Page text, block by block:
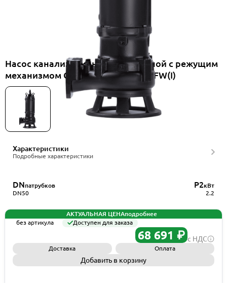
Насос канализационный погружной с режущим
механизмом CNP 50WQ15-18-2.2EFW(I)
Характеристики
Подробные характеристики
DNпатрубков
DN50
P2кВт
2.2
АКТУАЛЬНАЯ ЦЕНАподробнее
без артикула
Доступен для заказа
68 691 ₽ с НДС
Доставка Оплата
Добавить в корзину